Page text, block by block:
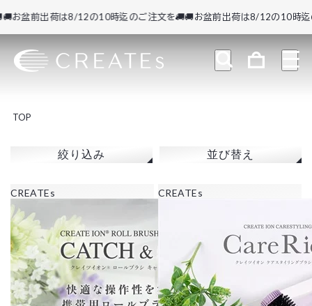
盆前出荷は8/12の10時迄のご注文を🚚🚚お盆前出荷は8/12の10時迄の
TOP
絞り込み 並び替え
CREATEs CREATEs